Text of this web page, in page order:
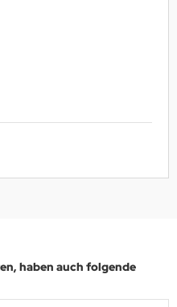
haben auch folgende